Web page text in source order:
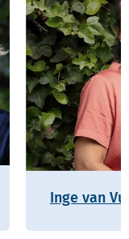
Inge van